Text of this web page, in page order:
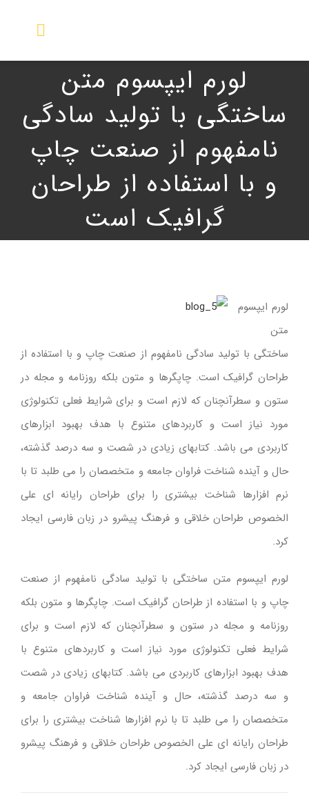
content
صفحه اصلی
نمایندگی ها
محصولات
راهنما
تماس با ما
English
لورم ایپسوم متن
ساختگی با تولید سادگی
نامفهوم از صنعت چاپ
و با استفاده از طراحان
گرافیک است
لورم ایپسوم
متن
ساختگی با تولید سادگی نامفهوم از صنعت چاپ و با استفاده از
طراحان گرافیک است. چاپگرها و متون بلکه روزنامه و مجله در
ستون و سطرآنچنان که لازم است و برای شرایط فعلی تکنولوژی
مورد نیاز است و کاربردهای متنوع با هدف بهبود ابزارهای
کاربردی می باشد. کتابهای زیادی در شصت و سه درصد گذشته،
حال و آینده شناخت فراوان جامعه و متخصصان را می طلبد تا با
نرم افزارها شناخت بیشتری را برای طراحان رایانه ای علی
الخصوص طراحان خلاقی و فرهنگ پیشرو در زبان فارسی ایجاد
کرد.
لورم ایپسوم متن ساختگی با تولید سادگی نامفهوم از صنعت
چاپ و با استفاده از طراحان گرافیک است. چاپگرها و متون بلکه
روزنامه و مجله در ستون و سطرآنچنان که لازم است و برای
شرایط فعلی تکنولوژی مورد نیاز است و کاربردهای متنوع با
هدف بهبود ابزارهای کاربردی می باشد. کتابهای زیادی در شصت
و سه درصد گذشته، حال و آینده شناخت فراوان جامعه و
متخصصان را می طلبد تا با نرم افزارها شناخت بیشتری را برای
طراحان رایانه ای علی الخصوص طراحان خلاقی و فرهنگ پیشرو
در زبان فارسی ایجاد کرد.